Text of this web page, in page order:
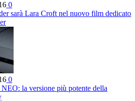
0
sarà Lara Croft nel nuovo film dedicato
0
la versione più potente della